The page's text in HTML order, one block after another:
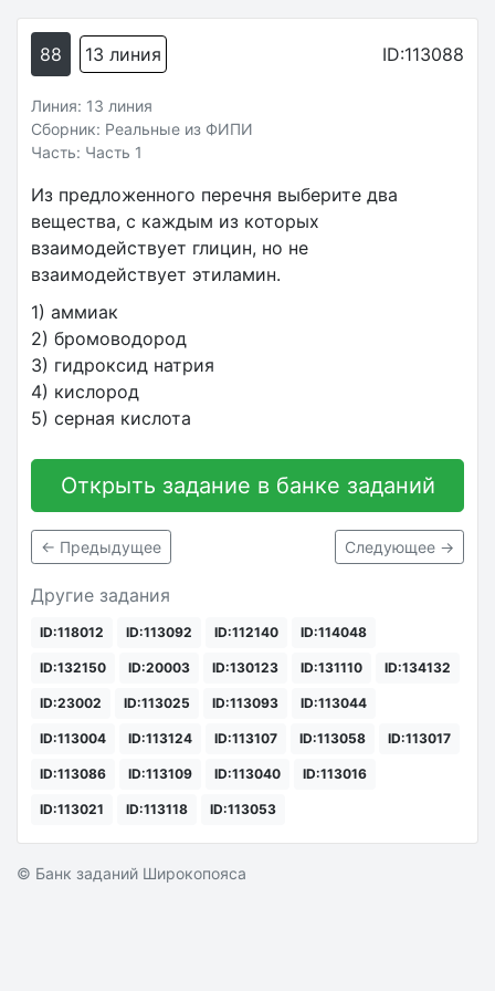
88 13 линия ID:113088
Линия: 13 линия
Сборник: Реальные из ФИПИ
Часть: Часть 1
Из предложенного перечня выберите два
вещества, с каждым из которых
взаимодействует глицин, но не
взаимодействует этиламин.
1) аммиак
2) бромоводород
3) гидроксид натрия
4) кислород
5) серная кислота
Открыть задание в банке заданий
← Предыдущее Следующее →
Другие задания
ID:118012 ID:113092 ID:112140 ID:114048
ID:132150 ID:20003 ID:130123 ID:131110 ID:134132
ID:23002 ID:113025 ID:113093 ID:113044
ID:113004 ID:113124 ID:113107 ID:113058 ID:113017
ID:113086 ID:113109 ID:113040 ID:113016
ID:113021 ID:113118 ID:113053
© Банк заданий Широкопояса